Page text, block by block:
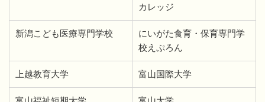
カレッジ
新潟こども医療専門学校
にいがた食育・保育専門学
校えぷろん
上越教育大学 富山国際大学